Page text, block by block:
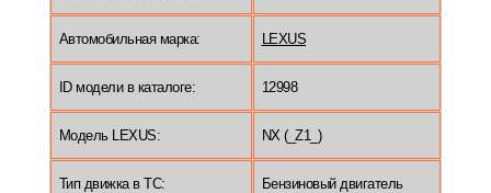
Автомобильная марка: LEXUS
ID модели в каталоге: 12998
Модель LEXUS: NX (_Z1_)
Тип движка в ТС: Бензиновый двигатель